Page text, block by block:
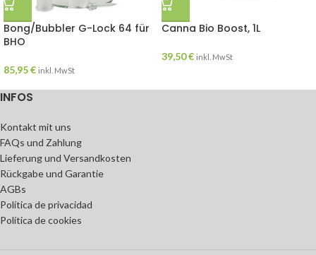
Bong/Bubbler G-Lock 64 für
BHO
85,95€ inkl. MwSt
Canna Bio Boost, 1L
39,50€ inkl. MwSt
INFOS
Kontakt mit uns
FAQs und Zahlung
Lieferung und Versandkosten
Rückgabe und Garantie
AGBs
Política de privacidad
Política de cookies